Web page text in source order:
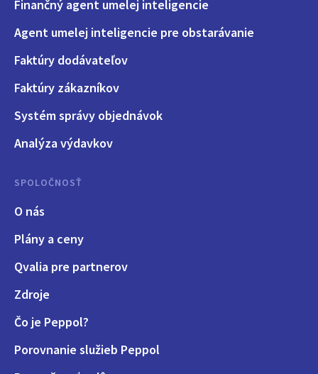
Finančný agent umelej inteligencie
Agent umelej inteligencie pre obstarávanie
Faktúry dodávateľov
Faktúry zákazníkov
Systém správy objednávok
Analýza výdavkov
SPOLOČNOSŤ
O nás
Plány a ceny
Qvalia pre partnerov
Zdroje
Čo je Peppol?
Porovnanie služieb Peppol